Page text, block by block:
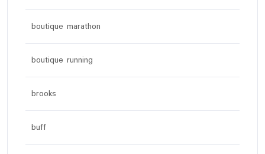
boutique marathon
boutique running
brooks
buff